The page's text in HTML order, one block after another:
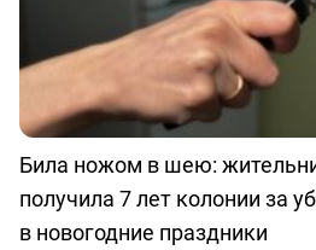
Била ножом в шею:
получила 7 лет колонии за
в новогодние праздники